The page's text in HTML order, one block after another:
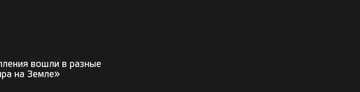
вошли в разные
на Земле»